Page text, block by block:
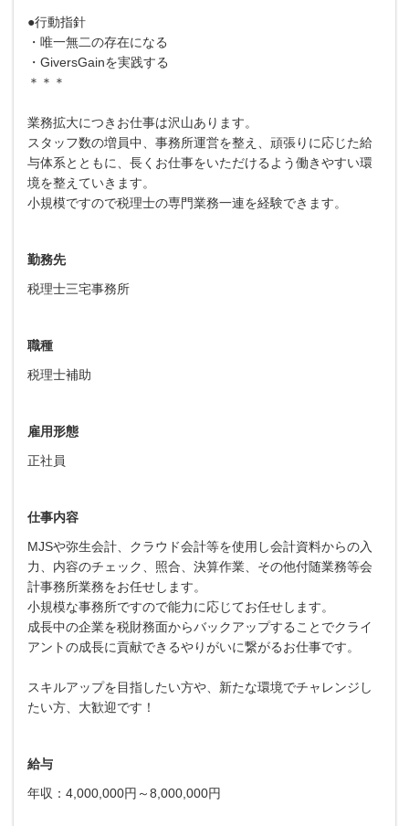
●行動指針
・唯一無二の存在になる
・GiversGainを実践する
＊＊＊
業務拡大につきお仕事は沢山あります。
スタッフ数の増員中、事務所運営を整え、頑張りに応じた給
与体系とともに、長くお仕事をいただけるよう働きやすい環
境を整えていきます。
小規模ですので税理士の専門業務一連を経験できます。
勤務先
税理士三宅事務所
職種
税理士補助
雇用形態
正社員
仕事内容
MJSや弥生会計、クラウド会計等を使用し会計資料からの入
力、内容のチェック、照合、決算作業、その他付随業務等会
計事務所業務をお任せします。
小規模な事務所ですので能力に応じてお任せします。
成長中の企業を税財務面からバックアップすることでクライ
アントの成長に貢献できるやりがいに繋がるお仕事です。
スキルアップを目指したい方や、新たな環境でチャレンジし
たい方、大歓迎です！
給与
年収：4,000,000円～8,000,000円